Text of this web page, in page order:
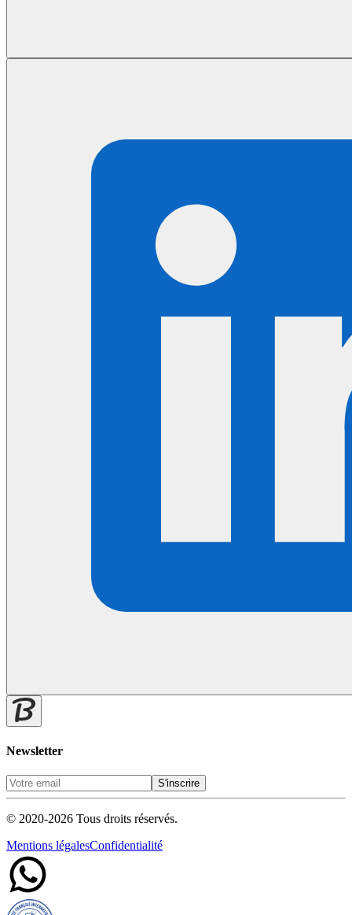
Newsletter
S'inscrire
© 2020-2026 Tous droits réservés.
Mentions légalesConfidentialité